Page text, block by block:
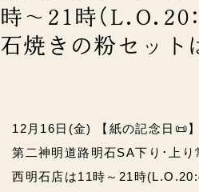
時～21時
石焼きの粉セット
12月16日(金) 【紙の記念日📜】
第二神明道路明石SA下り･上
西明石店は11時～21時